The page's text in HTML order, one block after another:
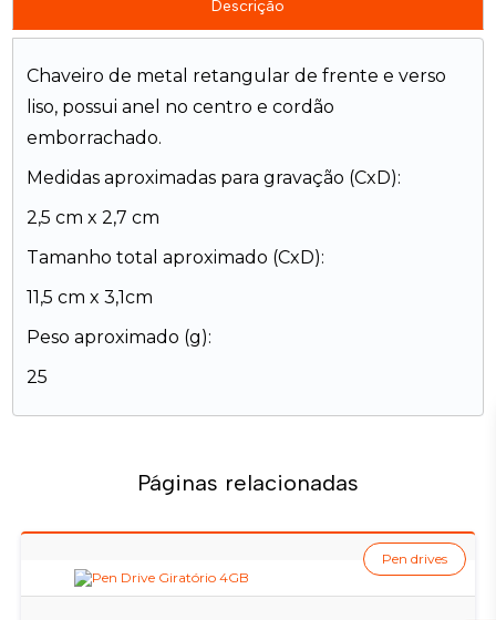
Descrição
Chaveiro de metal retangular de frente e verso
liso, possui anel no centro e cordão
emborrachado.
Medidas aproximadas para gravação (CxD):
2,5 cm x 2,7 cm
Tamanho total aproximado (CxD):
11,5 cm x 3,1cm
Peso aproximado (g):
25
Páginas relacionadas
Pen drives